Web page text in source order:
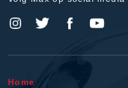
Home